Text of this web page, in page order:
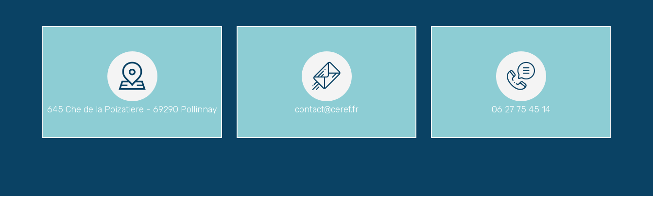
645 Che de la Poizatiere - 69290 Pollinnay contact@ceref.fr 06 27 75 45 14